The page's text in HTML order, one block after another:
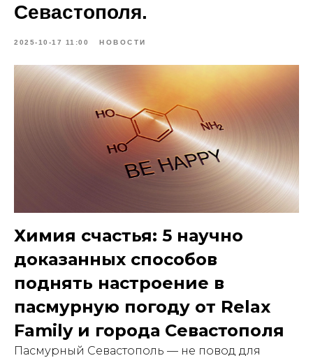
Севастополя.
2025-10-17 11:00 НОВОСТИ
Химия счастья: 5 научно
доказанных способов
поднять настроение в
пасмурную погоду от Relax
Family и города Севастополя
Пасмурный Севастополь — не повод для